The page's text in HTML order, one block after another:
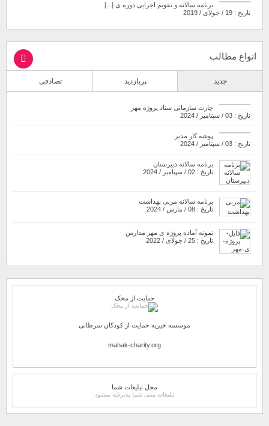
برنامه سالانه و تقویم اجرایی دوره ی [...]
تاریخ : 19 / جولای / 2019
انواع مطالب
جدید پربازدید تصادفی
چارت سازمانی ستاد پروژه مهر
تاریخ : 03 / سپتامبر / 2024
پوشه کار مدیر
تاریخ : 03 / سپتامبر / 2024
برنامه سالانه دبیرستان
تاریخ : 02 / سپتامبر / 2024
برنامه سالانه مربی بهداشت
تاریخ : 08 / مارس / 2024
نمونه آماده پروژه ی مهر مدارس
تاریخ : 25 / جولای / 2022
حمایت از محک
موسسه خیریه حمایت از کودکان سرطانی
mahak-charity.org
محل تبلیغات شما
تبلیغات متنی شما پذیرفته میشود